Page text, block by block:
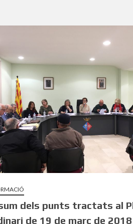
dels punts tractats al
de 19 de març de 2018